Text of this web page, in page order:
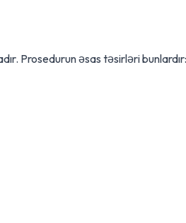
Prosedurun əsas təsirləri bunlardır: